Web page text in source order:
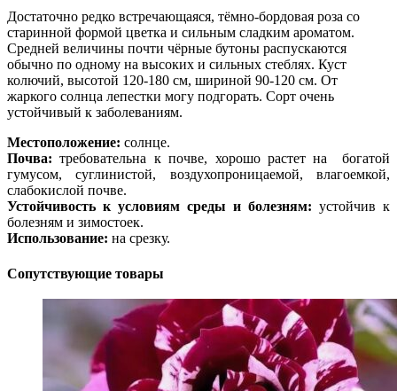
Достаточно редко встречающаяся, тёмно-бордовая роза со
старинной формой цветка и сильным сладким ароматом.
Средней величины почти чёрные бутоны распускаются
обычно по одному на высоких и сильных стеблях. Куст
колючий, высотой 120-180 см, шириной 90-120 см. От
жаркого солнца лепестки могу подгорать. Сорт очень
устойчивый к заболеваниям.
Местоположение: солнце.
Почва:требовательна к почве, хорошо растет на богатой
гумусом, суглинистой, воздухопроницаемой, влагоемкой,
слабокислой почве.
Устойчивость к условиям среды и болезням: устойчив к
болезням и зимостоек.
Использование: на срезку.
Сопутствующие товары